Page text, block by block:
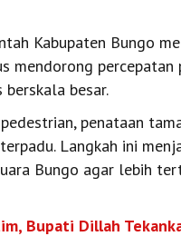
Kabupaten Bungo
mendorong percepatan
besar.
penataan
Langkah ini
Bungo agar lebih
Bupati Dillah